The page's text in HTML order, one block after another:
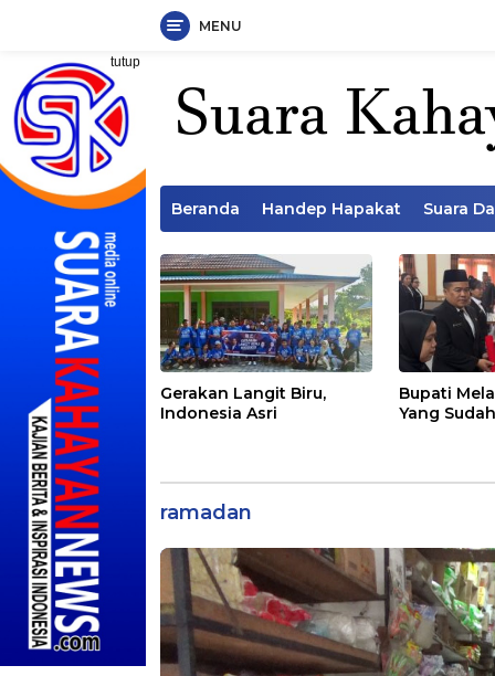
Langsung
konten
MENU
tutup
Beranda Handep Hapakat Suara
Gerakan Langit Biru,
Indonesia Asri
Bupati
Yang
ramadan